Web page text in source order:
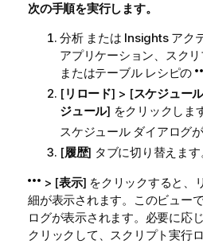
次の手順を実行します。
分析または Insightsアク
アプリケーション、スクリ
またはテーブル レシピの
[リロード] > [スケジュール
ジュール] をクリックしま
スケジュール ダイアログが
[履歴] タブに切り替えます
> [表示] をクリックすると、
細が表示されます。このビュー
ログが表示されます。必要に応
クリックして、スクリプト実行